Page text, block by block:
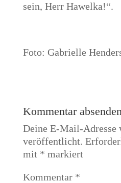
sein, Herr Hawelka!“.
Foto: Gabrielle
Kommentar
Deine E-Mail-Adresse
veröffentlicht.
mit * markiert
Kommentar *